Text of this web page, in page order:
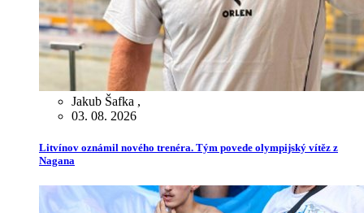
Jakub Šafka ,
03. 08. 2026
Litvínov oznámil nového trenéra. Tým povede olympijský vítěz z
Nagana